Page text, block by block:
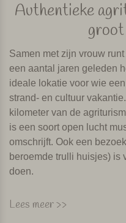
Authentieke
groot
Samen met zijn vrouw
een aantal jaren geleden
ideale lokatie voor wie
strand- en cultuur
kilometer van de
is een soort open lucht
omschrijft. Ook een
beroemde trulli huisjes) is
doen.
Bij de agriturismo
Lees meer >>